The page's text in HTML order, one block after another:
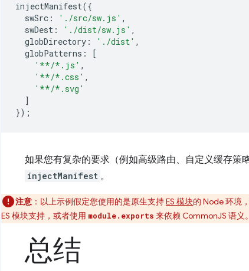
injectManifest({
swSrc : './src/sw.js' ,
swDest : './dist/sw.js' ,
globDirectory : './dist' ,
globPatterns :
[
'**/*.js' ,
'**/*.css' ,
'**/*.svg'
]
});
如果您有复杂的要求（例如高级路由、自定义缓存策
injectManifest 。
注意 ：以上示例假定您使用的是原生支持ES 模块的 Node 环境
ES 模块支持，或者使用 module.exports 来依赖 CommonJS 语义。
总结